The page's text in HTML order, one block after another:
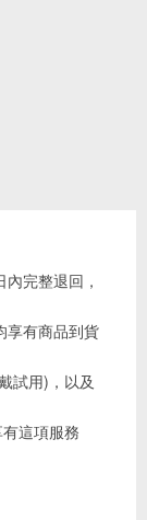
完整退回，
享有商品到貨
試用)，以及
這項服務